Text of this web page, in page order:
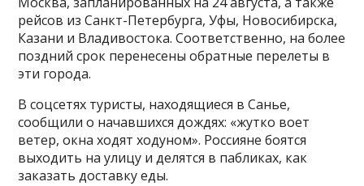
рейсов из Санкт-Петербурга, Уфы, Новосибирска,
Казани и Владивостока. Соответственно, на более
поздний срок перенесены обратные перелеты в
эти города.
В соцсетях туристы, находящиеся в Санье,
сообщили о начавшихся дождях: «жутко воет
ветер, окна ходят ходуном». Россияне боятся
выходить на улицу и делятся в пабликах, как
заказать доставку еды.